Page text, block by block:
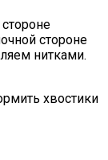
стороне
нитками.
хвостики